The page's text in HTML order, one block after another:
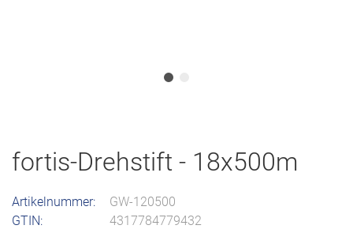
fortis-Drehstift - 18x500m
Artikelnummer:
GW-120500
GTIN:
4317784779432